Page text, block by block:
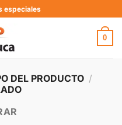
especiales
0
DEL PRODUCTO /